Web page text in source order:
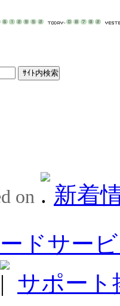
on
新着
ドサー
サポート